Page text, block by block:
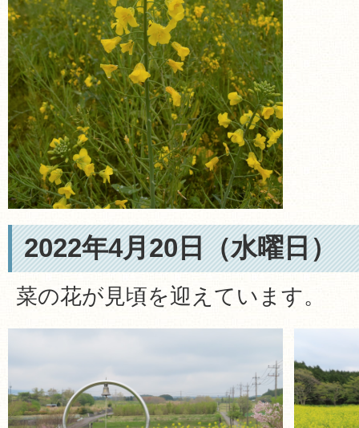
2022年4月20日（水曜日）
菜の花が見頃を迎えています。